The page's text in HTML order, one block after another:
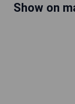
Show on